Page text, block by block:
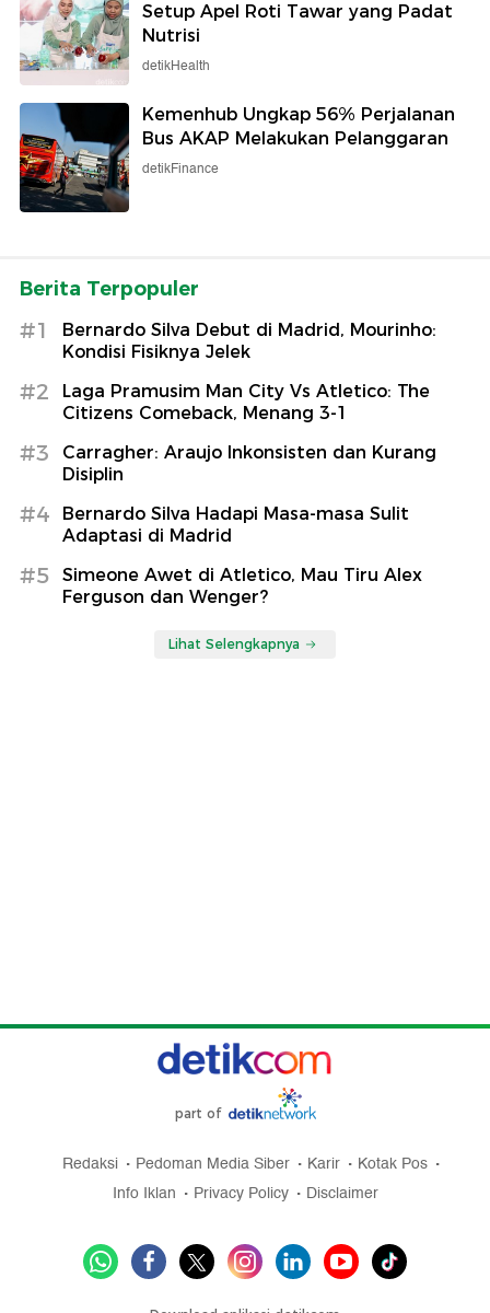
Setup Apel Roti Tawar yang Padat
Nutrisi
detikHealth
Kemenhub Ungkap 56% Perjalanan
Bus AKAP Melakukan Pelanggaran
detikFinance
Berita Terpopuler
#1
Bernardo Silva Debut di Madrid, Mourinho:
Kondisi Fisiknya Jelek
#2
Laga Pramusim Man City Vs Atletico: The
Citizens Comeback, Menang 3-1
#3
Carragher: Araujo Inkonsisten dan Kurang
Disiplin
#4
Bernardo Silva Hadapi Masa-masa Sulit
Adaptasi di Madrid
#5
Simeone Awet di Atletico, Mau Tiru Alex
Ferguson dan Wenger?
Lihat Selengkapnya
part of
Redaksi Pedoman Media Siber Karir
Kotak Pos
Info Iklan
Privacy Policy Disclaimer